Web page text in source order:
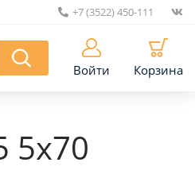
+7 (3522) 450-111
Войти Корзина
5х70